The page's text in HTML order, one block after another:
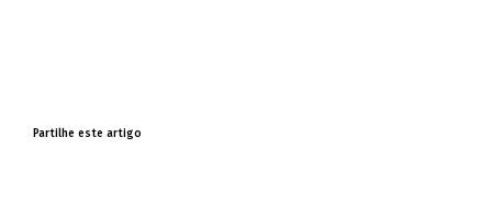
Partilhe este artigo